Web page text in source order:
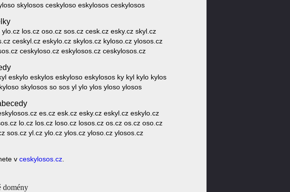
skylosos ceskyloso eskylosos ceskylosos
los.cz oso.cz sos.cz cesk.cz esky.cz skyl.cz
ceskyl.cz eskylo.cz skylos.cz kyloso.cz ylosos.cz
ceskyloso.cz eskylosos.cz ceskylosos.cz
eskylo eskylos eskyloso eskylosos ky kyl kylo kylos
skylosos so sos yl ylo ylos yloso ylosos
es.cz esk.cz esky.cz eskyl.cz eskylo.cz
lo.cz los.cz loso.cz losos.cz os.cz os.cz oso.cz
sos.cz yl.cz ylo.cz ylos.cz yloso.cz ylosos.cz
v ceskylosos.cz
domény